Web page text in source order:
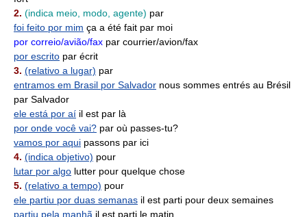
2. (indica meio, modo, agente) par
foi feito por mim ça a été fait par moi
por correio/avião/fax par courrier/avion/fax
por escrito par écrit
3. (relativo a lugar) par
entramos em Brasil por Salvador nous sommes entrés au Brésil
par Salvador
ele está por aí il est par là
por onde você vai? par où passes-tu?
vamos por aqui passons par ici
4. (indica objetivo) pour
lutar por algo lutter pour quelque chose
5. (relativo a tempo) pour
ele partiu por duas semanas il est parti pour deux semaines
partiu pela manhã il est parti le matin